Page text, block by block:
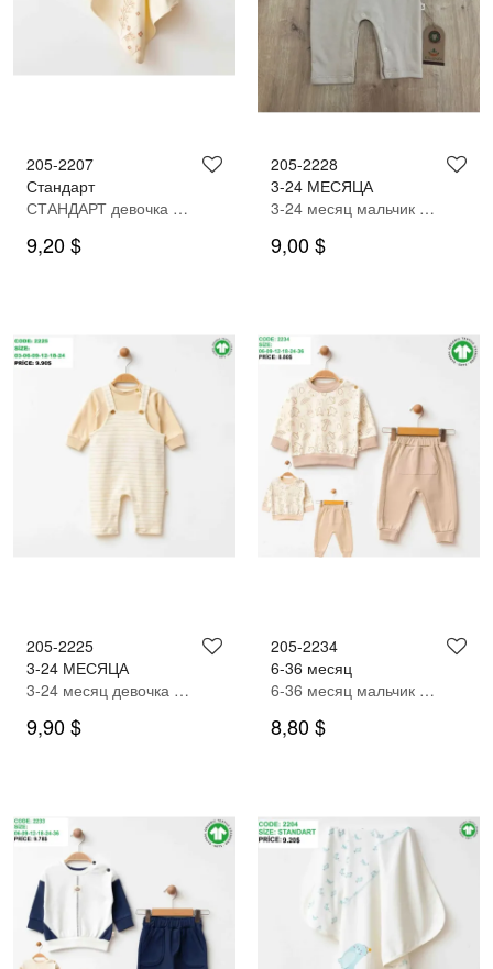
205-2207
Стандарт
СТАНДАРТ девочка одеяло
9,20 $
205-2228
3-24 МЕСЯЦА
3-24 месяц мальчик Комбез
9,00 $
205-2225
3-24 МЕСЯЦА
3-24 месяц девочка Комбинезон
9,90 $
205-2234
6-36 месяц
6-36 месяц мальчик Спортивный костюм
8,80 $